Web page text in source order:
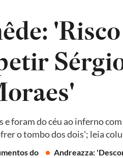
e foram do céu ao inferno
o tombo dos dois'; leia
do
Andreazza: